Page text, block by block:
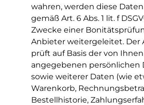
wahren, werden diese
gemäß Art. 6 Abs. 1 lit. f
Zwecke einer
Anbieter weitergeleitet. Der
prüft auf Basis der von Ihnen
angegebenen persönlichen
sowie weiterer Daten (wie
Warenkorb,
Bestellhistorie,